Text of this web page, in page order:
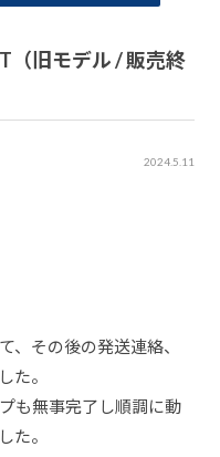
（旧モデル / 販売終
2024.5.11
、その後の発送連絡、
た。
も無事完了し順調に動
た。